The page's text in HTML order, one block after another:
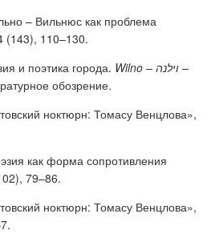
– Вильнюс как проблема
(143), 110–130.
и поэтика города. Wilno – וילנה –
обозрение.
ноктюрн: Томасу Венцлова»,
как форма сопротивления
79–86.
ноктюрн: Томасу Венцлова»,